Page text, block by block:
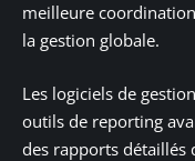
meilleure
la gestion globale.
Les logiciels de
outils de reporting
des rapports détaillés